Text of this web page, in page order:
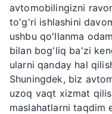
avtomobilingizni
to'g'ri ishlashini
ushbu qo'llanma
bilan bog'liq ba'zi
ularni qanday hal
Shuningdek, biz
uzoq vaqt xizmat
maslahatlarni taqdim